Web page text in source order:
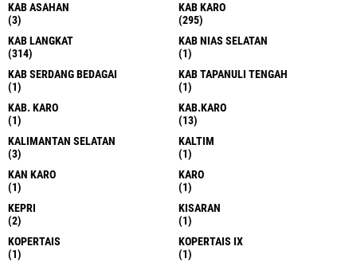
KAB ASAHAN
(3)
KAB KARO
(295)
KAB LANGKAT
(314)
KAB NIAS SELATAN
(1)
KAB SERDANG BEDAGAI
(1)
KAB TAPANULI TENGAH
(1)
KAB. KARO
(1)
KAB.KARO
(13)
KALIMANTAN SELATAN
(3)
KALTIM
(1)
KAN KARO
(1)
KARO
(1)
KEPRI
(2)
KISARAN
(1)
KOPERTAIS
(1)
KOPERTAIS IX
(1)